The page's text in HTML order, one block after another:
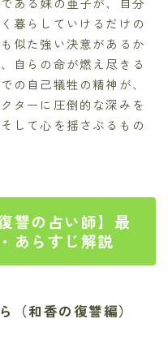
暮らしていけるだけの
似た強い決意があるか
自らの命が燃え尽きる
の自己犠牲の精神が、
ターに圧倒的な深みを
して心を揺さぶるもの
讐の占い師】最
あらすじ解説
（和香の復讐編）